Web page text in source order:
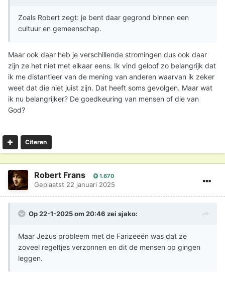
Zoals Robert zegt: je bent daar gegrond binnen een
cultuur en gemeenschap.
Maar ook daar heb je verschillende stromingen dus ook daar
zijn ze het niet met elkaar eens. Ik vind geloof zo belangrijk dat
ik me distantieer van de mening van anderen waarvan ik zeker
weet dat die niet juist zijn. Dat heeft soms gevolgen. Maar wat
ik nu belangrijker? De goedkeuring van mensen of die van
God?
Citeren
Robert Frans 1.670
Geplaatst 22 januari 2025
Op 22-1-2025 om 20:46 zei sjako:
Maar Jezus probleem met de Farizeeën was dat ze
zoveel regeltjes verzonnen en dit de mensen op gingen
leggen.